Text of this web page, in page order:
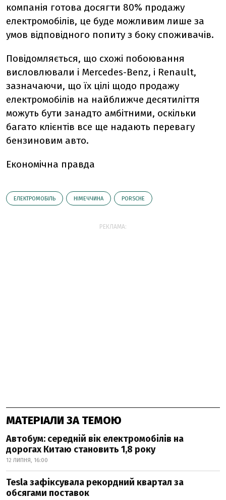
компанія готова досягти 80% продажу
електромобілів, це буде можливим лише за
умов відповідного попиту з боку споживачів.
Повідомляється, що схожі побоювання
висловлювали і Mercedes-Benz, і Renault,
зазначаючи, що їх цілі щодо продажу
електромобілів на найближче десятиліття
можуть бути занадто амбітними, оскільки
багато клієнтів все ще надають перевагу
бензиновим авто.
Економічна правда
ЕЛЕКТРОМОБІЛЬ НІМЕЧЧИНА PORSCHE
РЕКЛАМА:
МАТЕРІАЛИ ЗА ТЕМОЮ
Автобум: середній вік електромобілів на
дорогах Китаю становить 1,8 року
12 ЛИПНЯ, 16:00
Tesla зафіксувала рекордний квартал за
обсягами поставок